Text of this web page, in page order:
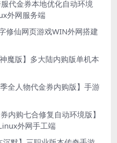
代金券本地优化自动环境
外网服务端
修仙网页游戏WIN外网搭建
魔版】多大陆内购版单机本
全人物代金券内购版】手游
内购七合修复自动环境版】
外网手工端